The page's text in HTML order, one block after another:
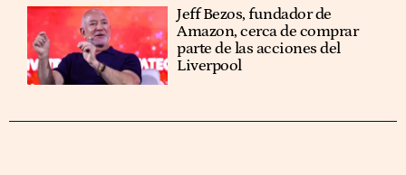
Jeff Bezos, fundador de
Amazon, cerca de comprar
parte de las acciones del
Liverpool